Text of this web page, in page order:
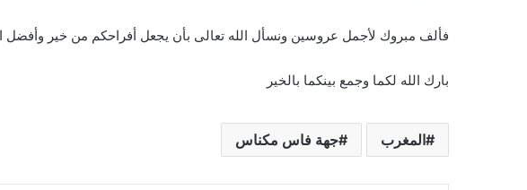
فألف مبروك لأجمل عروسين ونسأل الله تعالى بأن يجعل أفراحكم من خير وأفضل
بارك الله لكما وجمع بينكما بالخير
المغرب جهة فاس مكناس